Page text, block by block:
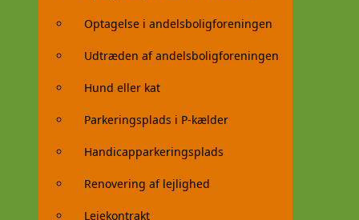
Optagelse i andelsboligforeningen
Udtræden af andelsboligforeningen
Hund eller kat
Parkeringsplads i P-kælder
Handicapparkeringsplads
Renovering af lejlighed
Lejekontrakt